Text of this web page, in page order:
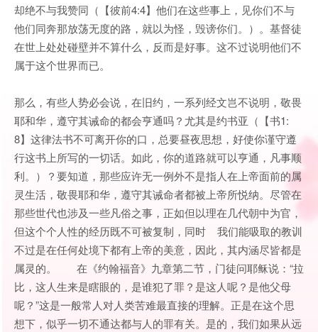
却绝不与我赞同（【彼前4:4】他们在这些事上，见你们不与
他们同奔那放荡无度的路，就以为怪，毁谤你们。）。基督徒
在世上处处碰壁并不算什么，反而是好事。这不过说明他们不
属于这个世界而已。
那么，有些人势必会说，在旧约，一系列经文岂不说明，敬畏
耶和华，遵守其诫命的都会亨通吗？尤其是约书亚（【书1:
8】这律法书不可离开你的口，总要昼夜思想，好使你谨守遵
行这书上所写的一切话。如此，你的道路就可以亨通，凡事顺
利。）？要知道，那些应许无一例外不是指人在上帝面前的属
灵生活，敬畏耶和华，遵守其诫命者都被上帝所悦纳。尽管在
那些世代也涉及一些凡俗之事，正如但以理在几代朝中为官，
但这个个人性的经历既不可被复制，同时 我们能吸取的教训
不过是在任何处境下都有上帝的美意，因此，其内涵尽皆都是
属灵的。 在《约翰福音》九章第二节，门徒问耶稣说：“拉
比，这人生来是瞎眼的，是谁犯了罪？是这人呢？是他父母
呢？”这是一般常人对人类苦难最直接的理解。正是在这个思
想下，似乎一切不通达都与人的罪有关。是的，我们如果从远